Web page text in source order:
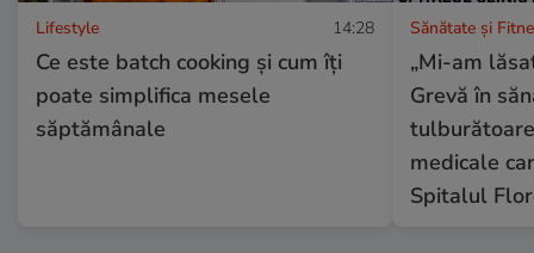
Lifestyle 14:28
Ce este batch cooking și cum îți
poate simplifica mesele
săptămânale
Sănătate și
„Mi-am
Grevă în
medicale
Spitalul